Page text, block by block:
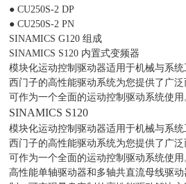
● CU250S-2 DP
● CU250S-2 PN
SINAMICS G120 组成
SINAMICS S120 内置式变频器
模块化运动控制驱动器适用于机械与系统
西门子的高性能驱动系统为您提供了广泛
可作为一个全面的运动控制驱动系统使用
SINAMICS S120
模块化运动控制驱动器适用于机械与系统
西门子的高性能驱动系统为您提供了广泛
可作为一个全面的运动控制驱动系统使
高性能单轴驱动器和多轴共直流母线驱